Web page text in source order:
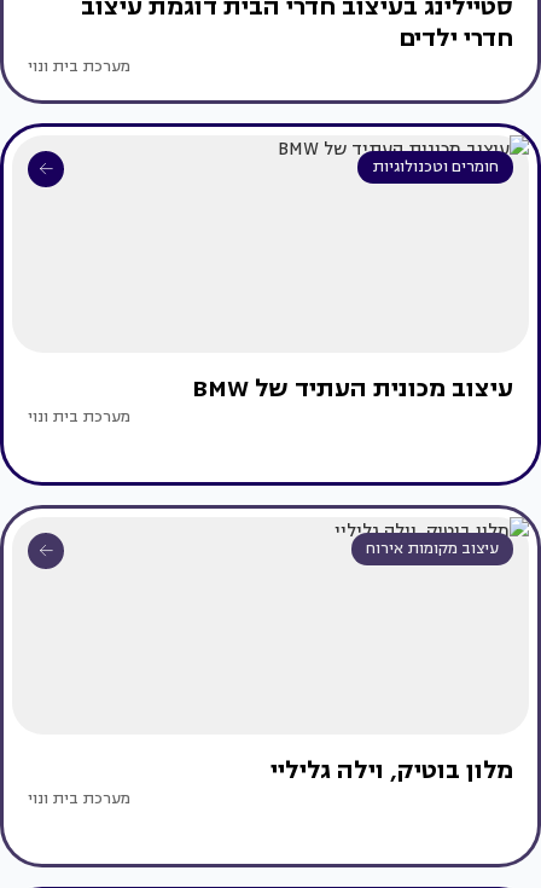
חדרי ילדים
מערכת בית ונוי
חומרים וטכנולוגיות
עיצוב מכונית העתיד של BMW
מערכת בית ונוי
עיצוב מקומות אירוח
מלון בוטיק, וילה גליליי
מערכת בית ונוי